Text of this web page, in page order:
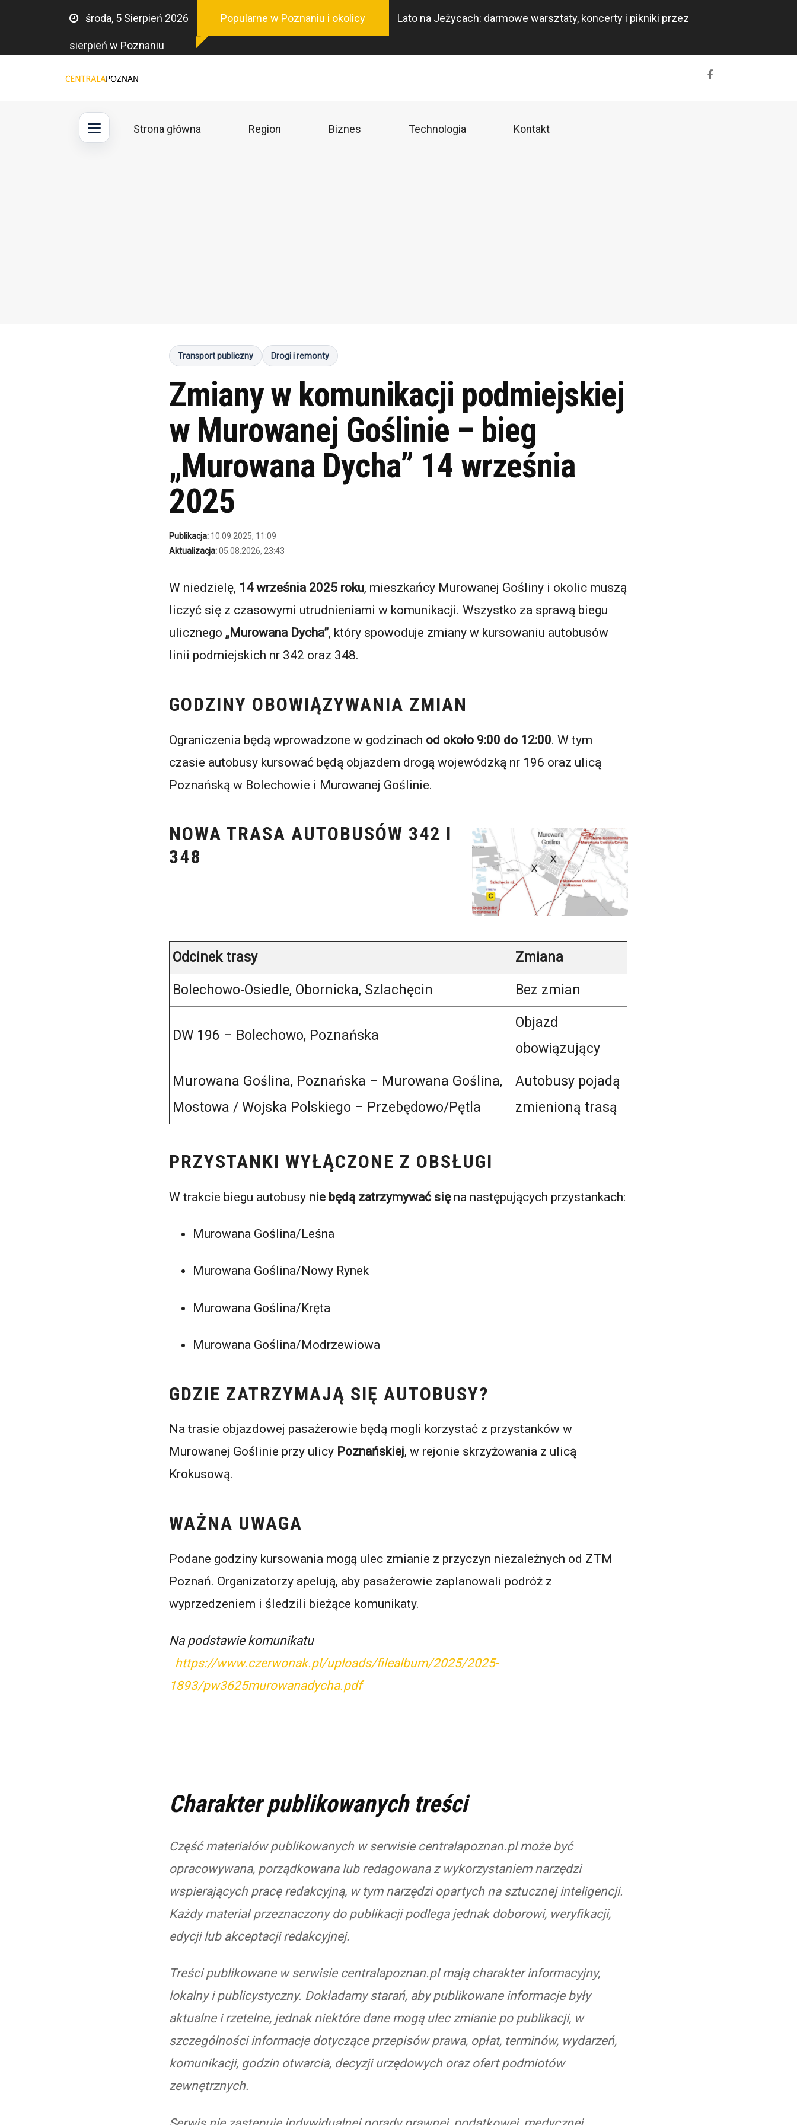
do
środa, 5 Sierpień 2026 Popularne w Poznaniu i okolicy Lato na Jeżycach: darmowe warsztaty, koncerty i pikniki przez
sierpień w Poznaniu
Strona główna Region Biznes Technologia Kontakt
Transport publiczny Drogi i remonty
Zmiany w komunikacji podmiejskiej
w Murowanej Goślinie – bieg
„Murowana Dycha” 14 września
2025
Publikacja: 10.09.2025, 11:09
Aktualizacja:05.08.2026, 23:43
W niedzielę, 14 września 2025 roku, mieszkańcy Murowanej Gośliny i okolic muszą
liczyć się z czasowymi utrudnieniami w komunikacji. Wszystko za sprawą biegu
ulicznego „Murowana Dycha”, który spowoduje zmiany w kursowaniu autobusów
linii podmiejskich nr 342 oraz 348.
GODZINY OBOWIĄZYWANIA ZMIAN
Ograniczenia będą wprowadzone w godzinach od około 9:00 do 12:00. W tym
czasie autobusy kursować będą objazdem drogą wojewódzką nr 196 oraz ulicą
Poznańską w Bolechowie i Murowanej Goślinie.
NOWA TRASA AUTOBUSÓW 342 I
348
Odcinek trasy Zmiana
Bolechowo-Osiedle, Obornicka, Szlachęcin Bez zmian
DW 196 – Bolechowo, Poznańska
Objazd
obowiązujący
Murowana Goślina, Poznańska – Murowana Goślina,
Mostowa / Wojska Polskiego – Przebędowo/Pętla
Autobusy pojadą
zmienioną trasą
PRZYSTANKI WYŁĄCZONE Z OBSŁUGI
W trakcie biegu autobusy nie będą zatrzymywać sięna następujących przystankach:
Murowana Goślina/Leśna
Murowana Goślina/Nowy Rynek
Murowana Goślina/Kręta
Murowana Goślina/Modrzewiowa
GDZIE ZATRZYMAJĄ SIĘ AUTOBUSY?
Na trasie objazdowej pasażerowie będą mogli korzystać z przystanków w
Murowanej Goślinie przy ulicy Poznańskiej, w rejonie skrzyżowania z ulicą
Krokusową.
WAŻNA UWAGA
Podane godziny kursowania mogą ulec zmianie z przyczyn niezależnych od ZTM
Poznań. Organizatorzy apelują, aby pasażerowie zaplanowali podróż z
wyprzedzeniem i śledzili bieżące komunikaty.
Na podstawie komunikatu
https://www.czerwonak.pl/uploads/filealbum/2025/2025-
1893/pw3625murowanadycha.pdf
Charakter publikowanych treści
Część materiałów publikowanych w serwisie centralapoznan.pl może być
opracowywana, porządkowana lub redagowana z wykorzystaniem narzędzi
wspierających pracę redakcyjną, w tym narzędzi opartych na sztucznej inteligencji.
Każdy materiał przeznaczony do publikacji podlega jednak doborowi, weryfikacji,
edycji lub akceptacji redakcyjnej.
Treści publikowane w serwisie centralapoznan.pl mają charakter informacyjny,
lokalny i publicystyczny. Dokładamy starań, aby publikowane informacje były
aktualne i rzetelne, jednak niektóre dane mogą ulec zmianie po publikacji, w
szczególności informacje dotyczące przepisów prawa, opłat, terminów, wydarzeń,
komunikacji, godzin otwarcia, decyzji urzędowych oraz ofert podmiotów
zewnętrznych.